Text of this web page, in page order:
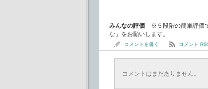
みんなの評価 ※５段階の簡単評価
な」をお願いします。
コメントを書く コメント
コメントはまだありません。